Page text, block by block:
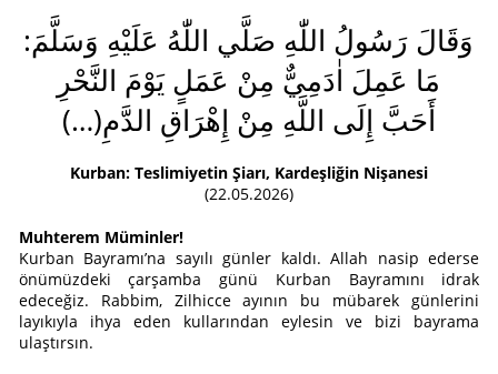
:وَقَالَ رَسُولُ اللّٰهِ صَلَّي اللّٰهُ عَلَيْهِ وَسَلَّمَ
مَا عَمِلَ اٰدَمِيٌّ مِنْ عَمَلٍ يَوْمَ النَّحْرِ
(…)أَحَبَّ إِلَى اللَّهِ مِنْ إِهْرَاقِ الدَّمِ
Kurban: Teslimiyetin Şiarı, Kardeşliğin Nişanesi
(22.05.2026)
Muhterem Müminler!
Kurban Bayramı’na sayılı günler kaldı. Allah nasip ederse
önümüzdeki çarşamba günü Kurban Bayramını idrak
edeceğiz. Rabbim, Zilhicce ayının bu mübarek günlerini
layıkıyla ihya eden kullarından eylesin ve bizi bayrama
ulaştırsın.